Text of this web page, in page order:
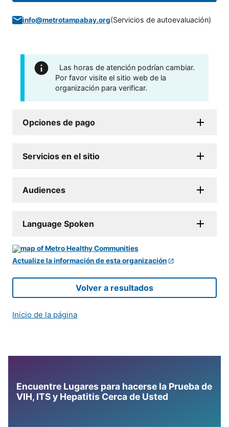
info@metrotampabay.org(Servicios de autoevaluación)
Las horas de atención podrían cambiar.
Por favor visite el sitio web de la
organización para verificar.
Opciones de pago
Servicios en el sitio
Audiences
Language Spoken
Actualize la información de esta organización
Volver a resultados
Inicio de la página
Encuentre Lugares para hacerse la Prueba de
VIH, ITS y Hepatitis Cerca de Usted